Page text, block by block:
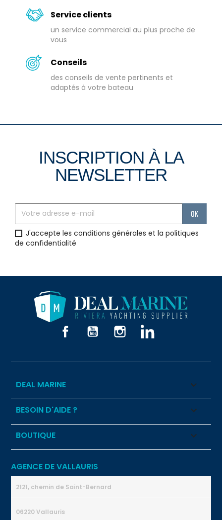
Service clients
un service commercial au plus proche de
vous
Conseils
des conseils de vente pertinents et
adaptés à votre bateau
INSCRIPTION À LA
NEWSLETTER
J'accepte les conditions générales et la politiques
de confidentialité
FacebookYouTube Instagram
DEAL MARINE 
BESOIN D'AIDE ? 
BOUTIQUE 
AGENCE DE VALLAURIS
2121, chemin de Saint-Bernard
06220 Vallauris